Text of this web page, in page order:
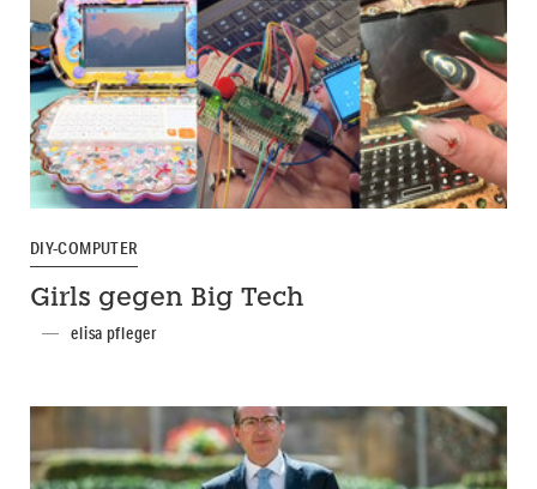
DIY-COMPUTER
Girls gegen Big Tech
elisa pfleger